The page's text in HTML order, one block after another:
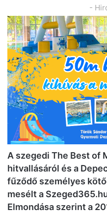
-
A szegedi The Best of
hitvallásáról és a
fűződő személyes
mesélt a
Elmondása szerint a